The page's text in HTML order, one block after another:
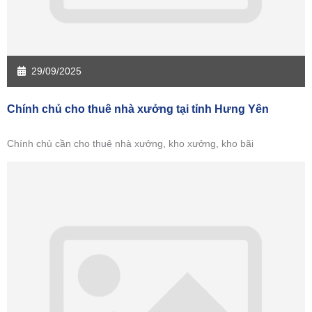
29/09/2025
Chính chủ cho thuê nhà xưởng tại tỉnh Hưng Yên
Chính chủ cần cho thuê nhà xưởng, kho xưởng, kho bãi